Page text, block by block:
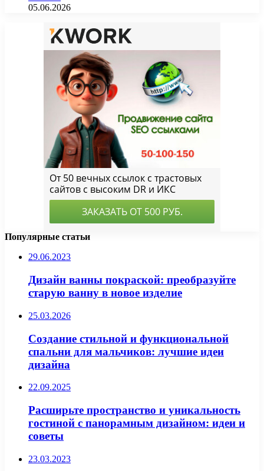
05.06.2026
Популярные статьи
29.06.2023
Дизайн ванны покраской: преобразуйте
старую ванну в новое изделие
25.03.2026
Создание стильной и функциональной
спальни для мальчиков: лучшие идеи
дизайна
22.09.2025
Расширьте пространство и уникальность
гостиной с панорамным дизайном: идеи и
советы
23.03.2023